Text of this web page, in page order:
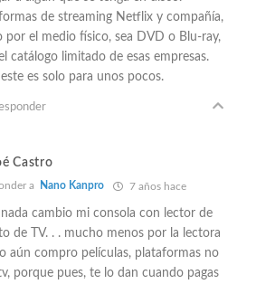
de streaming Netflix y compañía,
por el medio físico, sea DVD o Blu-ray,
catálogo limitado de esas empresas.
es solo para unos pocos.
Castro
a Nano Kanpro 7 años hace
cambio mi consola con lector de
de TV. . . mucho menos por la lectora
aún compro películas, plataformas no
porque pues, te lo dan cuando pagas